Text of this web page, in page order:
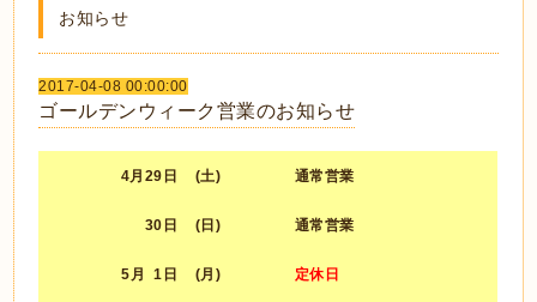
お知らせ
2017-04-08 00:00:00
ゴールデンウィーク営業のお知らせ
4月29日 (土) 通常営業
30日 (日) 通常営業
5月 1日 (月) 定休日